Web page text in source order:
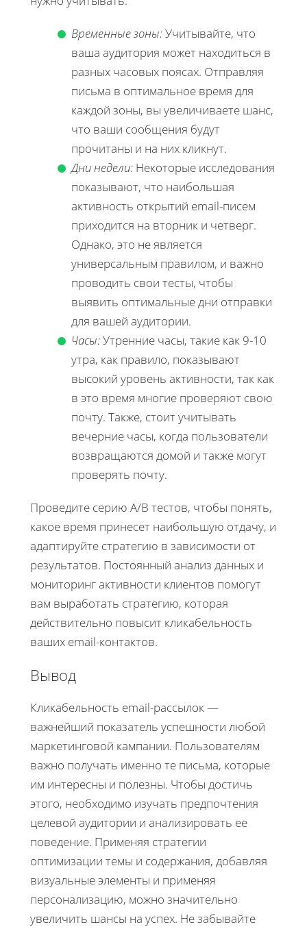
Временные зоны:Учитывайте, что
ваша аудитория может находиться в
разных часовых поясах. Отправляя
письма в оптимальное время для
каждой зоны, вы увеличиваете шанс,
что ваши сообщения будут
прочитаны и на них кликнут.
Дни недели: Некоторые исследования
показывают, что наибольшая
активность открытий email-писем
приходится на вторник и четверг.
Однако, это не является
универсальным правилом, и важно
проводить свои тесты, чтобы
выявить оптимальные дни отправки
для вашей аудитории.
Часы:Утренние часы, такие как 9-10
утра, как правило, показывают
высокий уровень активности, так как
в это время многие проверяют свою
почту. Также, стоит учитывать
вечерние часы, когда пользователи
возвращаются домой и также могут
проверять почту.
Проведите серию A/B тестов, чтобы понять,
какое время принесет наибольшую отдачу, и
адаптируйте стратегию в зависимости от
результатов. Постоянный анализ данных и
мониторинг активности клиентов помогут
вам выработать стратегию, которая
действительно повысит кликабельность
ваших email-контактов.
Вывод
Кликабельность email-рассылок —
важнейший показатель успешности любой
маркетинговой кампании. Пользователям
важно получать именно те письма, которые
им интересны и полезны. Чтобы достичь
этого, необходимо изучать предпочтения
целевой аудитории и анализировать ее
поведение. Применяя стратегии
оптимизации темы и содержания, добавляя
визуальные элементы и применяя
персонализацию, можно значительно
увеличить шансы на успех. Не забывайте